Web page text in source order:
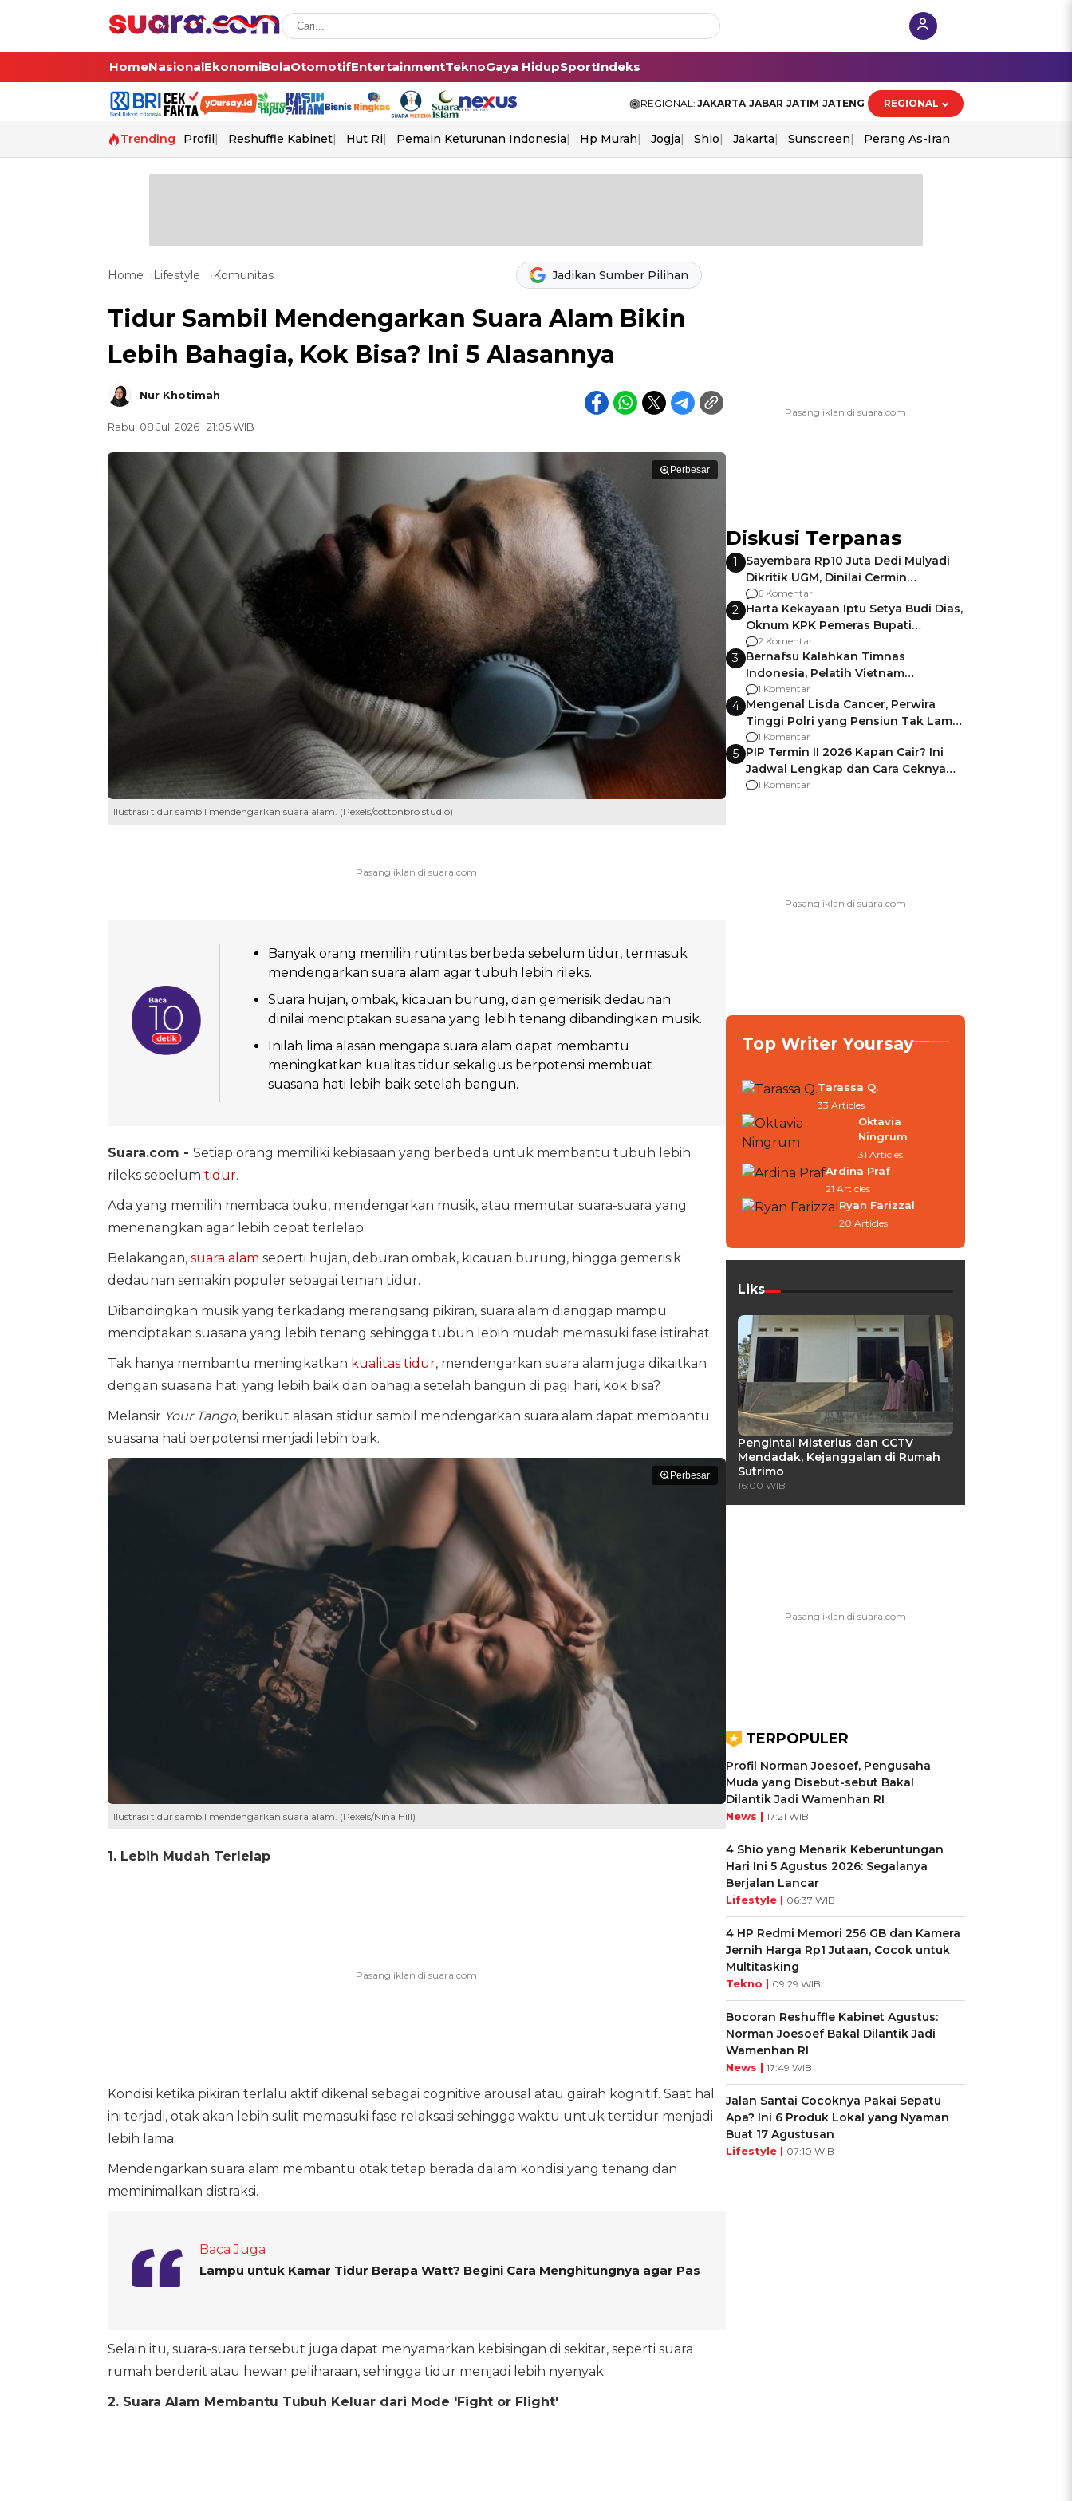
HomeNasionalEkonomiBolaOtomotifEntertainmentTeknoGaya HidupSportIndeks
REGIONAL: JAKARTA JABAR JATIM JATENG REGIONAL
Trending Profil Reshuffle Kabinet Hut Ri Pemain Keturunan Indonesia Hp Murah Jogja Shio Jakarta Sunscreen Perang As-Iran
Home Lifestyle Komunitas Jadikan Sumber Pilihan
Tidur Sambil Mendengarkan Suara Alam Bikin
Lebih Bahagia, Kok Bisa? Ini 5 Alasannya
Nur Khotimah
Rabu, 08 Juli 2026 | 21:05 WIB
Perbesar
Ilustrasi tidur sambil mendengarkan suara alam. (Pexels/cottonbro studio)
Banyak orang memilih rutinitas berbeda sebelum tidur, termasuk
mendengarkan suara alam agar tubuh lebih rileks.
Suara hujan, ombak, kicauan burung, dan gemerisik dedaunan
dinilai menciptakan suasana yang lebih tenang dibandingkan musik.
Inilah lima alasan mengapa suara alam dapat membantu
meningkatkan kualitas tidur sekaligus berpotensi membuat
suasana hati lebih baik setelah bangun.
Suara.com - Setiap orang memiliki kebiasaan yang berbeda untuk membantu tubuh lebih
rileks sebelum tidur.
Ada yang memilih membaca buku, mendengarkan musik, atau memutar suara-suara yang
menenangkan agar lebih cepat terlelap.
Belakangan, suara alam seperti hujan, deburan ombak, kicauan burung, hingga gemerisik
dedaunan semakin populer sebagai teman tidur.
Dibandingkan musik yang terkadang merangsang pikiran, suara alam dianggap mampu
menciptakan suasana yang lebih tenang sehingga tubuh lebih mudah memasuki fase istirahat.
Tak hanya membantu meningkatkan kualitas tidur, mendengarkan suara alam juga dikaitkan
dengan suasana hati yang lebih baik dan bahagia setelah bangun di pagi hari, kok bisa?
Melansir Your Tango, berikut alasan stidur sambil mendengarkan suara alam dapat membantu
suasana hati berpotensi menjadi lebih baik.
Perbesar
Ilustrasi tidur sambil mendengarkan suara alam. (Pexels/Nina Hill)
1. Lebih Mudah Terlelap
Kondisi ketika pikiran terlalu aktif dikenal sebagai cognitive arousal atau gairah kognitif. Saat hal
ini terjadi, otak akan lebih sulit memasuki fase relaksasi sehingga waktu untuk tertidur menjadi
lebih lama.
Mendengarkan suara alam membantu otak tetap berada dalam kondisi yang tenang dan
meminimalkan distraksi.
Baca Juga
Lampu untuk Kamar Tidur Berapa Watt? Begini Cara Menghitungnya agar Pas
Selain itu, suara-suara tersebut juga dapat menyamarkan kebisingan di sekitar, seperti suara
rumah berderit atau hewan peliharaan, sehingga tidur menjadi lebih nyenyak.
2. Suara Alam Membantu Tubuh Keluar dari Mode 'Fight or Flight'
Diskusi Terpanas
1
Sayembara Rp10 Juta Dedi Mulyadi
Dikritik UGM, Dinilai Cermin
Gagalnya Negara Jamin Keamanan
6 Komentar
2 Harta Kekayaan Iptu Setya Budi Dias,
Oknum KPK Pemeras Bupati
Pemalang
2 Komentar
3 Bernafsu Kalahkan Timnas
Indonesia, Pelatih Vietnam
Berencana Pakai Jimat di Pakansari
1 Komentar
4 Mengenal Lisda Cancer, Perwira
Tinggi Polri yang Pensiun Tak Lama
Usai Jadi Brigjen
1 Komentar
5 PIP Termin II 2026 Kapan Cair? Ini
Jadwal Lengkap dan Cara Ceknya
agar Dana Tidak Hangus!
1 Komentar
Top Writer Yoursay
Tarassa Q.
33 Articles
Oktavia
Ningrum
31 Articles
Ardina Praf
21 Articles
Ryan Farizzal
20 Articles
Liks
Pengintai Misterius dan CCTV
Mendadak, Kejanggalan di Rumah
Sutrimo
16:00 WIB
TERPOPULER
Profil Norman Joesoef, Pengusaha
Muda yang Disebut-sebut Bakal
Dilantik Jadi Wamenhan RI
News | 17:21 WIB
4 Shio yang Menarik Keberuntungan
Hari Ini 5 Agustus 2026: Segalanya
Berjalan Lancar
Lifestyle | 06:37 WIB
4 HP Redmi Memori 256 GB dan Kamera
Jernih Harga Rp1 Jutaan, Cocok untuk
Multitasking
Tekno | 09:29 WIB
Bocoran Reshuffle Kabinet Agustus:
Norman Joesoef Bakal Dilantik Jadi
Wamenhan RI
News | 17:49 WIB
Jalan Santai Cocoknya Pakai Sepatu
Apa? Ini 6 Produk Lokal yang Nyaman
Buat 17 Agustusan
Lifestyle | 07:10 WIB